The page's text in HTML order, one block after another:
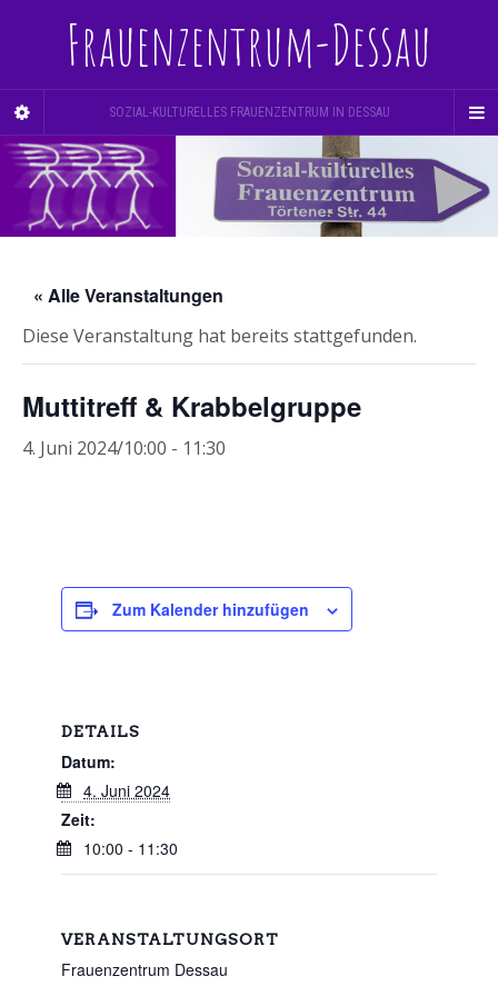
Frauenzentrum-Dessau
SOZIAL-KULTURELLES FRAUENZENTRUM IN DESSAU
« Alle Veranstaltungen
Diese Veranstaltung hat bereits stattgefunden.
Muttitreff & Krabbelgruppe
4. Juni 2024/10:00 - 11:30
Zum Kalender hinzufügen
DETAILS
Datum:
4. Juni 2024
Zeit:
10:00 - 11:30
VERANSTALTUNGSORT
Frauenzentrum Dessau